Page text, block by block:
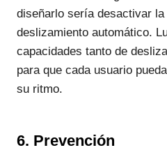
diseñarlo sería desactivar la
deslizamiento automático.
capacidades tanto de
para que cada usuario
su ritmo.
6. Prevención